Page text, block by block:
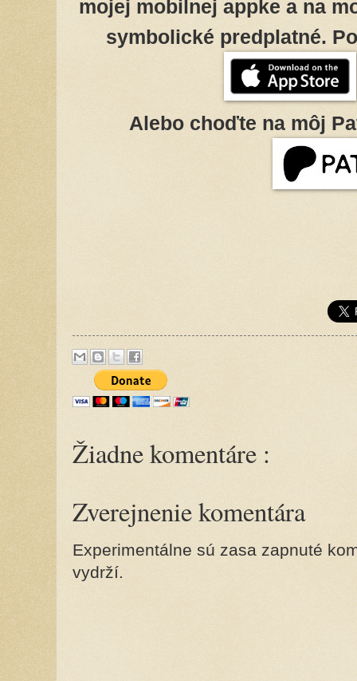
mojej mobilnej appke a na
symbolické predplatné.
Alebo choďte na môj
Žiadne komentáre :
Zverejnenie komentára
Experimentálne sú zasa zapnuté
vydrží.